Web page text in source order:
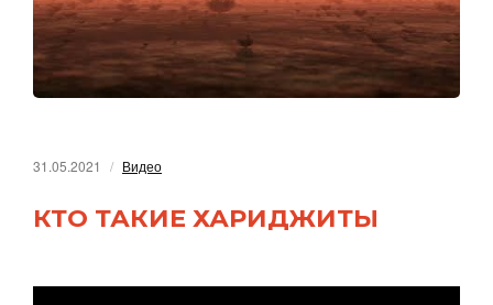
31.05.2021 Видео
КТО ТАКИЕ ХАРИДЖИТЫ